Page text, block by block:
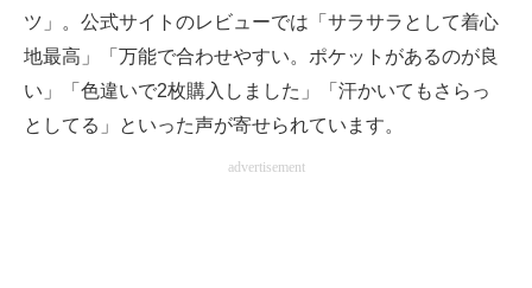
ツ」。公式サイトのレビューでは「サラサラとして着心
地最高」「万能で合わせやすい。ポケットがあるのが良
い」「色違いで2枚購入しました」「汗かいてもさらっ
としてる」といった声が寄せられています。
advertisement